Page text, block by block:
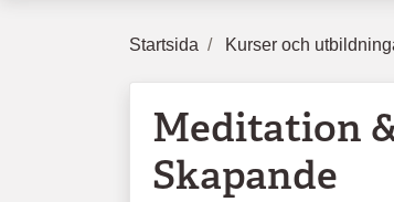
Startsida Kurser och
Meditation
Skapande